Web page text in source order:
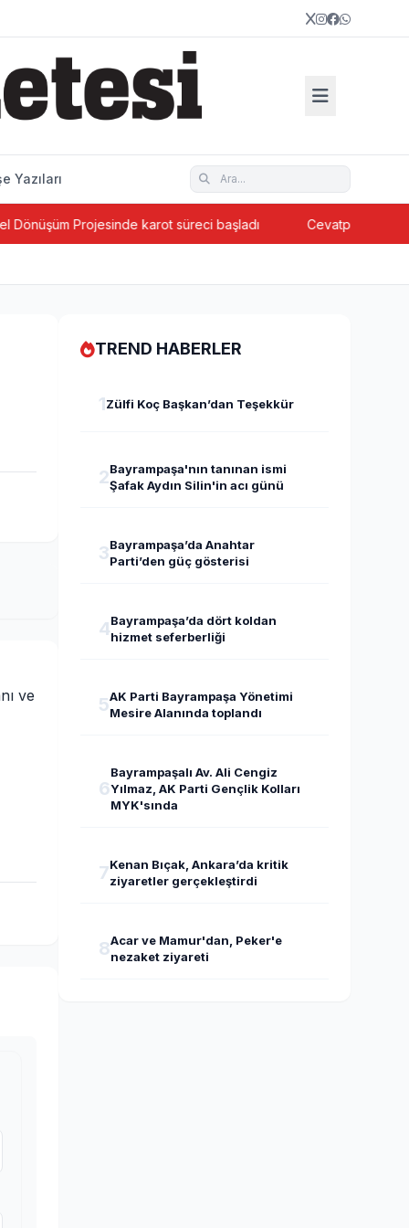
Yazıları
Projesinde karot süreci başladı Cevatpaşa’da ada
ve
TREND HABERLER
1Zülfi Koç Başkan’dan Teşekkür
2Bayrampaşa'nın tanınan ismi
Şafak Aydın Silin'in acı günü
3Bayrampaşa’da Anahtar
Parti’den güç gösterisi
4Bayrampaşa’da dört koldan
hizmet seferberliği
5AK Parti Bayrampaşa Yönetimi
Mesire Alanında toplandı
6
Bayrampaşalı Av. Ali Cengiz
Yılmaz, AK Parti Gençlik Kolları
MYK'sında
7Kenan Bıçak, Ankara’da kritik
ziyaretler gerçekleştirdi
8Acar ve Mamur'dan, Peker'e
nezaket ziyareti